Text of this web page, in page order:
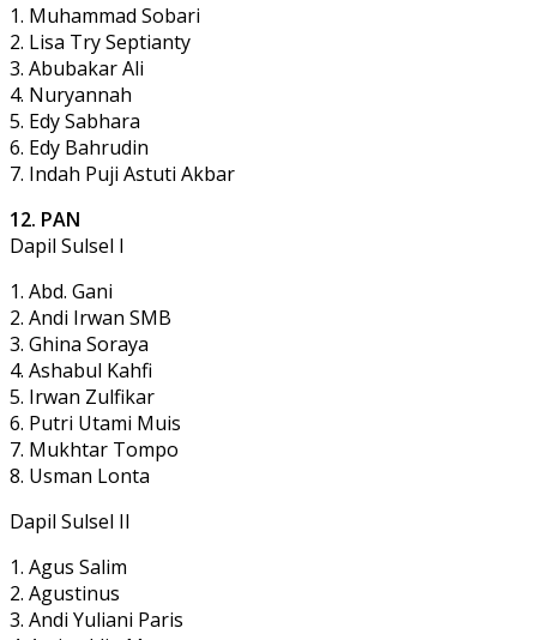
1. Muhammad Sobari
2. Lisa Try Septianty
3. Abubakar Ali
4. Nuryannah
5. Edy Sabhara
6. Edy Bahrudin
7. Indah Puji Astuti Akbar
12. PAN
Dapil Sulsel I
1. Abd. Gani
2. Andi Irwan SMB
3. Ghina Soraya
4. Ashabul Kahfi
5. Irwan Zulfikar
6. Putri Utami Muis
7. Mukhtar Tompo
8. Usman Lonta
Dapil Sulsel II
1. Agus Salim
2. Agustinus
3. Andi Yuliani Paris